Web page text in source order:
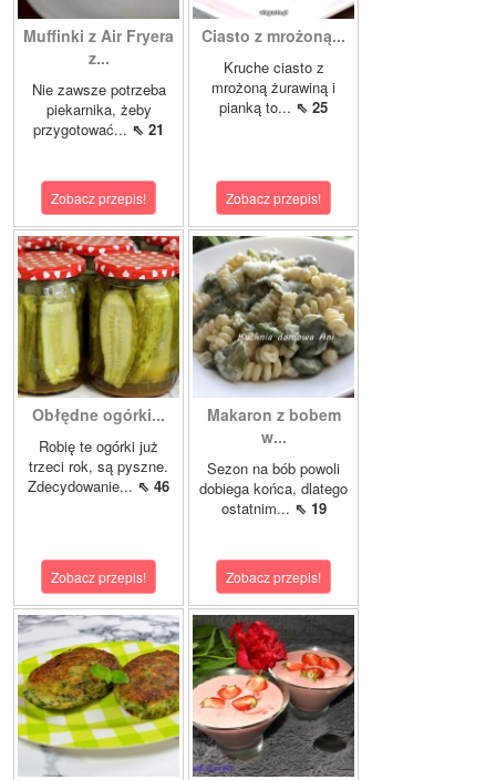
Muffinki z Air Fryera
z...
Nie zawsze potrzeba
piekarnika, żeby
przygotować... ⇖ 21
Zobacz przepis!
Ciasto z mrożoną...
Kruche ciasto z
mrożoną żurawiną i
pianką to... ⇖ 25
Zobacz przepis!
Obłędne ogórki...
Robię te ogórki już
trzeci rok, są pyszne.
Zdecydowanie... ⇖ 46
Zobacz przepis!
Makaron z bobem
w...
Sezon na bób powoli
dobiega końca, dlatego
ostatnim... ⇖ 19
Zobacz przepis!